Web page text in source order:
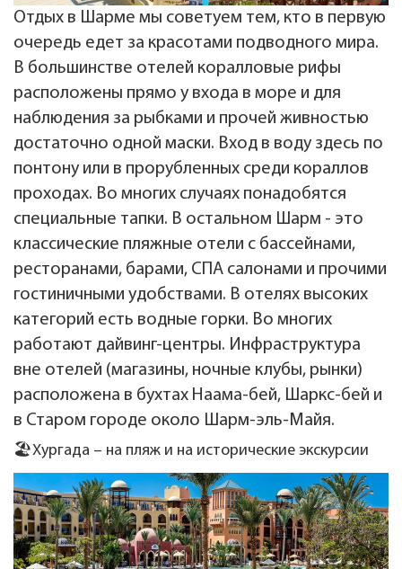
Отдых в Шарме мы советуем тем, кто в первую
очередь едет за красотами подводного мира.
В большинстве отелей коралловые рифы
расположены прямо у входа в море и для
наблюдения за рыбками и прочей живностью
достаточно одной маски. Вход в воду здесь по
понтону или в прорубленных среди кораллов
проходах. Во многих случаях понадобятся
специальные тапки. В остальном Шарм - это
классические пляжные отели с бассейнами,
ресторанами, барами, СПА салонами и прочими
гостиничными удобствами. В отелях высоких
категорий есть водные горки. Во многих
работают дайвинг-центры. Инфраструктура
вне отелей (магазины, ночные клубы, рынки)
расположена в бухтах Наама-бей, Шаркс-бей и
в Старом городе около Шарм-эль-Майя.
🏖️Хургада – на пляж и на исторические экскурсии